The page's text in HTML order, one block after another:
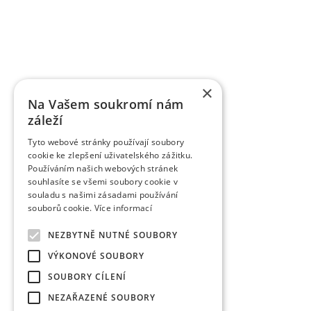
výzkumu do praxe představují pěstitelské
×
Na Vašem soukromí nám
záleží
Tyto webové stránky používají soubory
cookie ke zlepšení uživatelského zážitku.
Používáním našich webových stránek
souhlasíte se všemi soubory cookie v
souladu s našimi zásadami používání
souborů cookie. Více informací
NEZBYTNĚ NUTNÉ SOUBORY
VÝKONOVÉ SOUBORY
SOUBORY CÍLENÍ
NEZAŘAZENÉ SOUBORY